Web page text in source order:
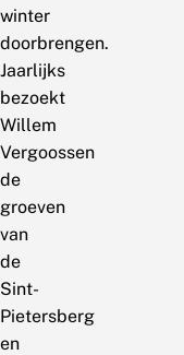
winter
doorbrengen.
Jaarlijks
bezoekt
Willem
Vergoossen
de
groeven
van
de
Sint-
Pietersberg
en